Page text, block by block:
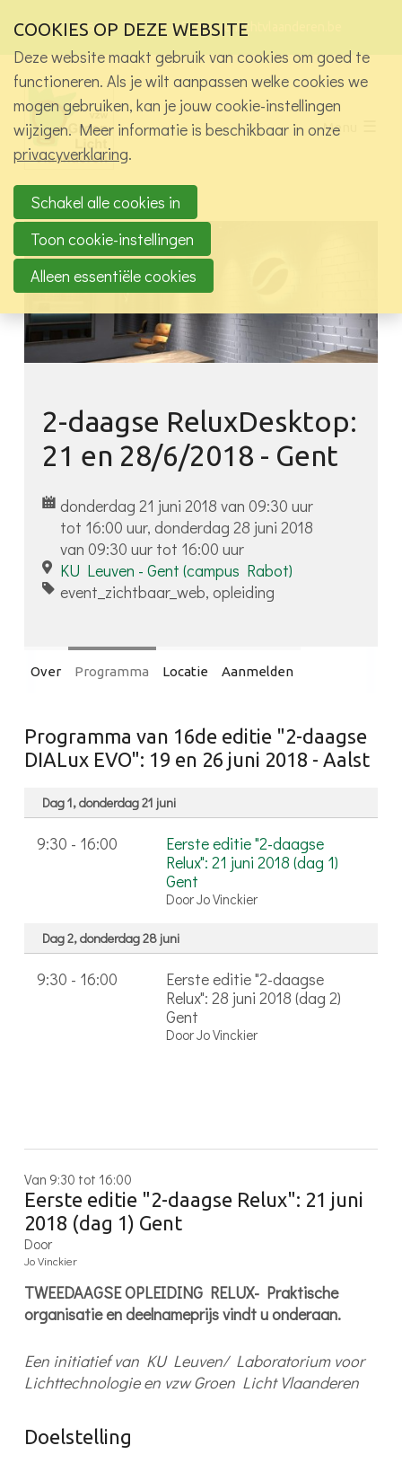
links
over
Spring
naar
de
navigatie
naar
de
inhoud
Ons telefoon:
+32 9 265 87 13 Ons e-mailadres:
info@groenlichtvlaanderen.be
Menu
2-daagse ReluxDesktop:
21 en 28/6/2018 - Gent
donderdag 21 juni 2018 van 09:30 uur
tot 16:00 uur, donderdag 28 juni 2018
van 09:30 uur tot 16:00 uur
KU Leuven - Gent (campus Rabot)
event_zichtbaar_web, opleiding
Over Programma Locatie Aanmelden
Programma van 16de editie "2-daagse
DIALux EVO": 19 en 26 juni 2018 - Aalst
Dag 1, donderdag 21 juni
9:30 - 16:00
Eerste editie "2-daagse
Relux": 21 juni 2018 (dag 1)
Gent
Door Jo Vinckier
Dag 2, donderdag 28 juni
9:30 - 16:00
Eerste editie "2-daagse
Relux": 28 juni 2018 (dag 2)
Gent
Door Jo Vinckier
Van 9:30 tot 16:00
Eerste editie "2-daagse Relux": 21 juni
2018 (dag 1) Gent
Door
Jo Vinckier
TWEEDAAGSE OPLEIDING RELUX- Praktische
organisatie en deelnameprijs vindt u onderaan.
Een initiatief van KU Leuven/ Laboratorium voor
Lichttechnologie en vzw Groen Licht Vlaanderen
Doelstelling
Wie zijn we?
Activiteiten
Alle activiteiten
Projecten
Werkgroepen
Jobs in het licht
Contact
Inloggen
COOKIES OP DEZE WEBSITE
Deze website maakt gebruik van cookies om goed te
functioneren. Als je wilt aanpassen welke cookies we
mogen gebruiken, kan je jouw cookie-instellingen
wijzigen. Meer informatie is beschikbaar in onze
privacyverklaring.
Schakel alle cookies in
Toon cookie-instellingen
Alleen essentiële cookies